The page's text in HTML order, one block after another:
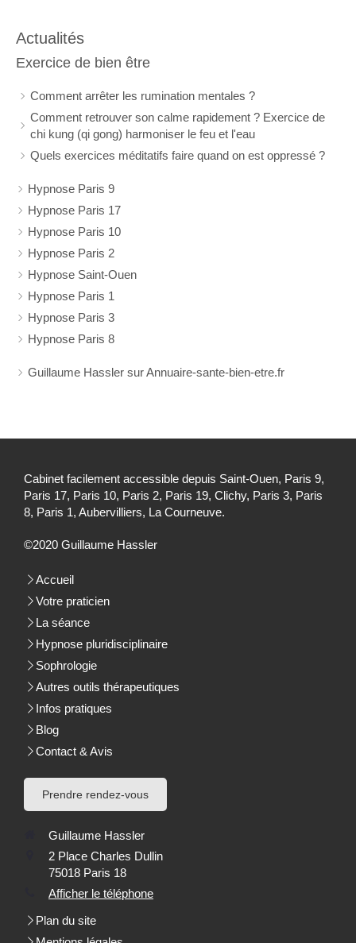
Actualités
Exercice de bien être
Comment arrêter les rumination mentales ?
Comment retrouver son calme rapidement ? Exercice de
chi kung (qi gong) harmoniser le feu et l'eau
Quels exercices méditatifs faire quand on est oppressé ?
Hypnose Paris 9
Hypnose Paris 17
Hypnose Paris 10
Hypnose Paris 2
Hypnose Saint-Ouen
Hypnose Paris 1
Hypnose Paris 3
Hypnose Paris 8
Guillaume Hassler sur Annuaire-sante-bien-etre.fr
Cabinet facilement accessible depuis Saint-Ouen, Paris 9,
Paris 17, Paris 10, Paris 2, Paris 19, Clichy, Paris 3, Paris
8, Paris 1, Aubervilliers, La Courneuve.
©2020 Guillaume Hassler
Accueil
Votre praticien
La séance
Hypnose pluridisciplinaire
Sophrologie
Autres outils thérapeutiques
Infos pratiques
Blog
Contact & Avis
Prendre rendez-vous
Guillaume Hassler
2 Place Charles Dullin
75018 Paris 18
Afficher le téléphone
Plan du site